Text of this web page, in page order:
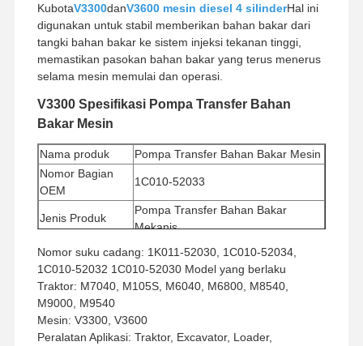
KubotaV3300danV3600 mesin diesel 4 silinderHal ini
digunakan untuk stabil memberikan bahan bakar dari
tangki bahan bakar ke sistem injeksi tekanan tinggi,
memastikan pasokan bahan bakar yang terus menerus
selama mesin memulai dan operasi.
V3300 Spesifikasi Pompa Transfer Bahan
Bakar Mesin
Nama produk
Pompa Transfer Bahan Bakar Mesin
Nomor Bagian
OEM
1C010-52033
Jenis Produk
Pompa Transfer Bahan Bakar
Mekanis
Jumlah pesanan
minimum
1 buah
Metode
Pembayaran
Western Union, T/T
Metode
Pengiriman
UPS/DHL/EMS/TNT/FedEx
Nomor suku cadang: 1K011-52030, 1C010-52034,
1C010-52032 1C010-52030 Model yang berlaku
Traktor: M7040, M105S, M6040, M6800, M8540,
M9000, M9540
Mesin: V3300, V3600
Peralatan Aplikasi: Traktor, Excavator, Loader,